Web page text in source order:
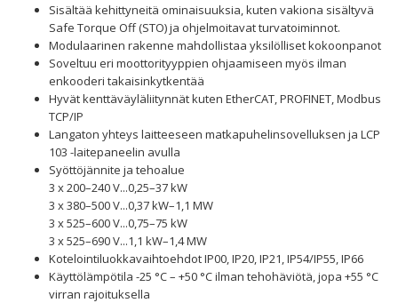
Sisältää kehittyneitä ominaisuuksia, kuten vakiona sisältyvä
Safe Torque Off (STO) ja ohjelmoitavat turvatoiminnot.
Modulaarinen rakenne mahdollistaa yksilölliset kokoonpanot
Soveltuu eri moottorityyppien ohjaamiseen myös ilman
enkooderi takaisinkytkentää
Hyvät kenttäväyläliitynnät kuten EtherCAT, PROFINET, Modbus
TCP/IP
Langaton yhteys laitteeseen matkapuhelinsovelluksen ja LCP
103 -laitepaneelin avulla
Syöttöjännite ja tehoalue
3 x 200–240 V...0,25–37 kW
3 x 380–500 V...0,37 kW–1,1 MW
3 x 525–600 V...0,75–75 kW
3 x 525–690 V...1,1 kW–1,4 MW
Kotelointiluokkavaihtoehdot IP00, IP20, IP21, IP54/IP55, IP66
Käyttölämpötila -25 °C – +50 °C ilman tehohäviötä, jopa +55 °C
virran rajoituksella